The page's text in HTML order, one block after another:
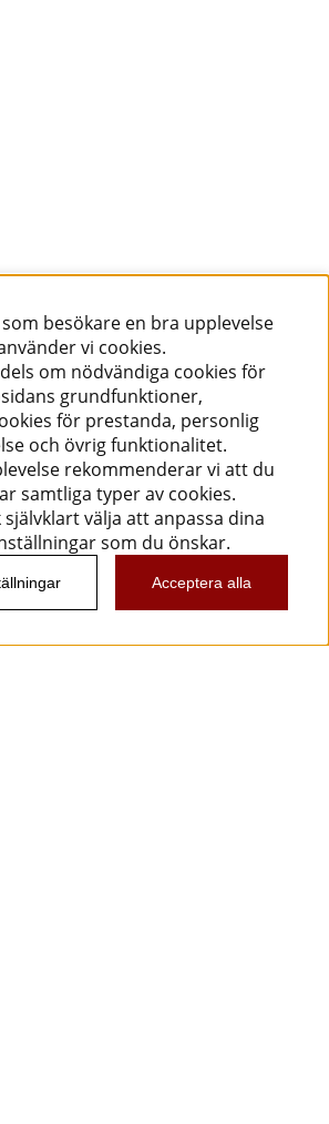
besökare en bra upplevelse
vi cookies.
om nödvändiga cookies för
grundfunktioner,
för prestanda, personlig
och övrig funktionalitet.
rekommenderar vi att du
samtliga typer av cookies.
självklart välja att anpassa dina
som du önskar.
Acceptera alla